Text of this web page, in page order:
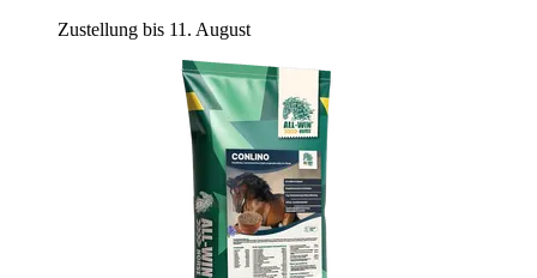
Zustellung bis 11. August